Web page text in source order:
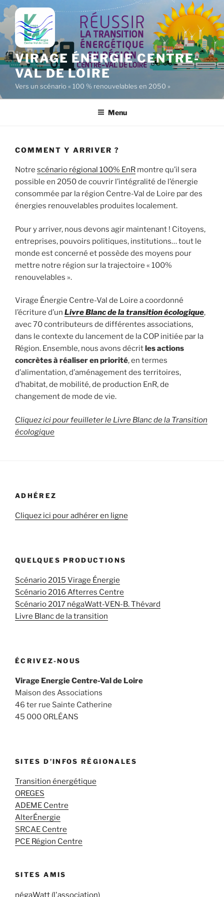
Aller
au
contenu
principal
VIRAGE ÉNERGIE CENTRE-
VAL DE LOIRE
Vers un scénario « 100 % renouvelables en 2050 »
Menu
COMMENT Y ARRIVER ?
Notre scénario régional 100% EnR montre qu’il sera
possible en 2050 de couvrir l’intégralité de l’énergie
consommée par la région Centre-Val de Loire par des
énergies renouvelables produites localement.
Pour y arriver, nous devons agir maintenant ! Citoyens,
entreprises, pouvoirs politiques, institutions… tout le
monde est concerné et possède des moyens pour
mettre notre région sur la trajectoire « 100%
renouvelables ».
Virage Énergie Centre-Val de Loire a coordonné
l’écriture d’un Livre Blanc de la transition écologique,
avec 70 contributeurs de différentes associations,
dans le contexte du lancement de la COP initiée par la
Région. Ensemble, nous avons décritles actions
concrètes à réaliser en priorité, en termes
d’alimentation, d’aménagement des territoires,
d’habitat, de mobilité, de production EnR, de
changement de mode de vie.
Cliquez ici pour feuilleter le Livre Blanc de la Transition
écologique
ADHÉREZ
Cliquez ici pour adhérer en ligne
QUELQUES PRODUCTIONS
Scénario 2015 Virage Énergie
Scénario 2016 Afterres Centre
Scénario 2017 négaWatt-VEN-B. Thévard
Livre Blanc de la transition
ÉCRIVEZ-NOUS
Virage Energie Centre-Val de Loire
Maison des Associations
46 ter rue Sainte Catherine
45 000 ORLÉANS
SITES D’INFOS RÉGIONALES
Transition énergétique
OREGES
ADEME Centre
AlterÉnergie
SRCAE Centre
PCE Région Centre
SITES AMIS
négaWatt (l'association)